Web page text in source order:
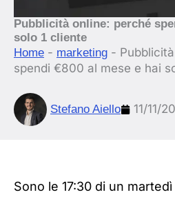
Pubblicità online: perché
solo 1 cliente
Home - marketing -
spendi €800 al mese e hai
Stefano Aiello 11/11/
Sono le 17:30 di un